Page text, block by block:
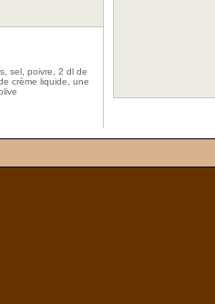
sel, poivre, 2 dl de
crème liquide, une